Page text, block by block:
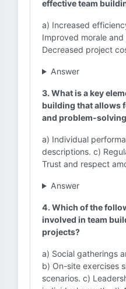
effective team
a) Increased
Improved morale
Decreased project
Answer
3. What is a key
building that allows
and problem-
a) Individual
descriptions. c)
Trust and respect
Answer
4. Which of the
involved in team
projects?
a) Social gatherings
b) On-site exercises
scenarios. c)